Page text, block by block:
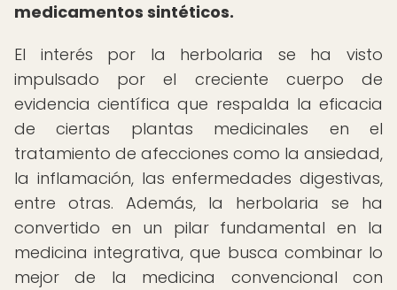
medicamentos sintéticos.
El interés por la herbolaria se ha visto
impulsado por el creciente cuerpo de
evidencia científica que respalda la eficacia
de ciertas plantas medicinales en el
tratamiento de afecciones como la ansiedad,
la inflamación, las enfermedades digestivas,
entre otras. Además, la herbolaria se ha
convertido en un pilar fundamental en la
medicina integrativa, que busca combinar lo
mejor de la medicina convencional con